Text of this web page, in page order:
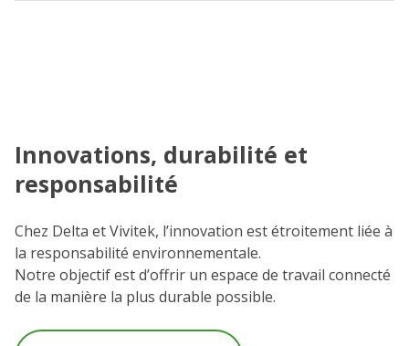
Innovations, durabilité et
responsabilité
Chez Delta et Vivitek, l’innovation est étroitement liée à
la responsabilité environnementale.
Notre objectif est d’offrir un espace de travail connecté
de la manière la plus durable possible.